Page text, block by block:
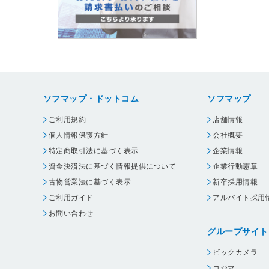
ソフマップ・ドットコム
ご利用規約
個人情報保護方針
特定商取引法に基づく表示
資金決済法に基づく情報提供について
古物営業法に基づく表示
ご利用ガイド
お問い合わせ
ソフマップ
店舗情報
会社概要
企業情報
企業行動憲章
新卒採用情報
アルバイト採用
グループサイト
ビックカメラ
コジマ